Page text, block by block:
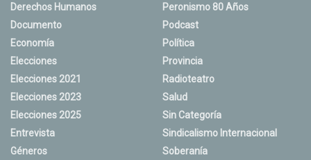
Derechos Humanos
Documento
Economía
Elecciones
Elecciones 2021
Elecciones 2023
Elecciones 2025
Entrevista
Géneros
Peronismo 80 Años
Podcast
Política
Provincia
Radioteatro
Salud
Sin Categoría
Sindicalismo Internacional
Soberanía